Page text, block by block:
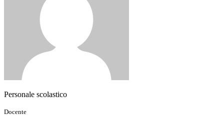
Personale scolastico
Docente